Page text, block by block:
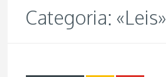
Categoria: «Leis»